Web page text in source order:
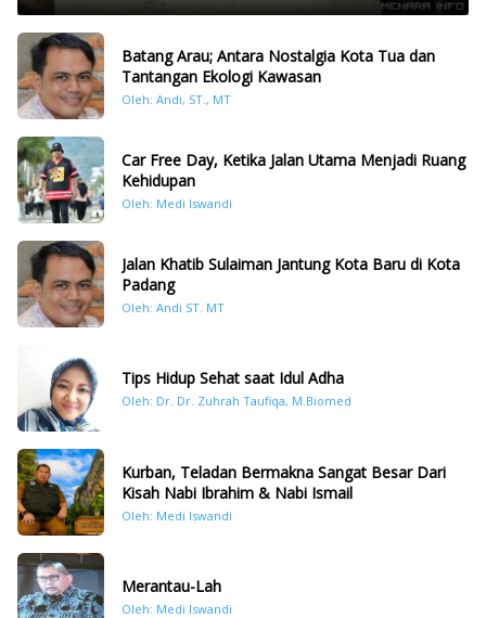
Batang Arau; Antara Nostalgia Kota Tua dan
Tantangan Ekologi Kawasan
Oleh: Andi, ST., MT
Car Free Day, Ketika Jalan Utama Menjadi Ruang
Kehidupan
Oleh: Medi Iswandi
Jalan Khatib Sulaiman Jantung Kota Baru di Kota
Padang
Oleh: Andi ST. MT
Tips Hidup Sehat saat Idul Adha
Oleh: Dr. Dr. Zuhrah Taufiqa, M.Biomed
Kurban, Teladan Bermakna Sangat Besar Dari
Kisah Nabi Ibrahim & Nabi Ismail
Oleh: Medi Iswandi
Merantau-Lah
Oleh: Medi Iswandi